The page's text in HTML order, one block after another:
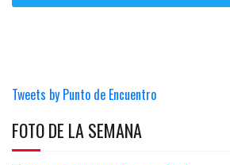
Tweets by Punto de Encuentro
FOTO DE LA SEMANA